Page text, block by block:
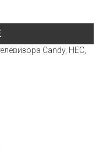
Candy, HEC,